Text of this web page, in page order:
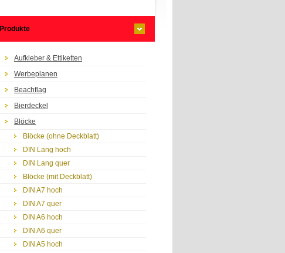
Produkte
Aufkleber & Ettiketten
Werbeplanen
Beachflag
Bierdeckel
Blöcke
Blöcke (ohne Deckblatt)
DIN Lang hoch
DIN Lang quer
Blöcke (mit Deckblatt)
DIN A7 hoch
DIN A7 quer
DIN A6 hoch
DIN A6 quer
DIN A5 hoch